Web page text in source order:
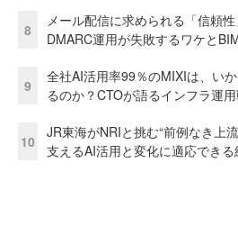
8
メール配信に求められる「信頼
DMARC運用が失敗するワケと
9
全社AI活用率99％のMIXIは、い
るのか？CTOが語るインフラ運
10
JR東海がNRIと挑む“前例なき上
支えるAI活用と変化に適応でき